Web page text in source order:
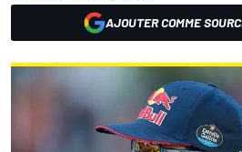
AJOUTER COMME